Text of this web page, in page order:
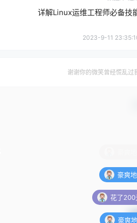
详解Linux运维工程师必备技
2023-9-11
谢谢你的微笑曾经慌乱过
花了200
豪爽
豪爽